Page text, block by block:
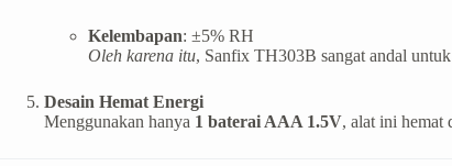
Kelembapan: ±5% RH
Oleh karena itu, Sanfix TH303B sangat andal
Desain Hemat Energi
Menggunakan hanya 1 baterai AAA 1.5V, alat ini hemat